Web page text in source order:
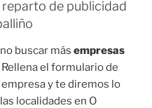
de publicidad
buscar más empresas
Rellena el formulario de
y te diremos lo
localidades en O